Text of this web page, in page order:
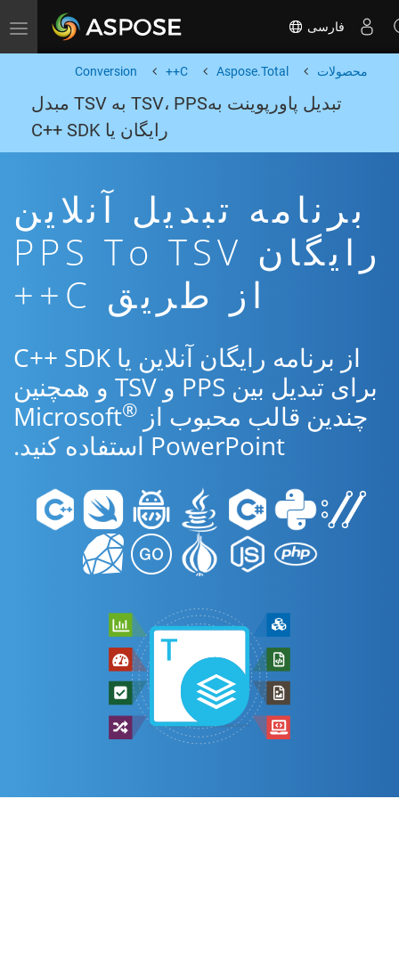
Toggle navigation فارسی
محصولات Aspose.Total
C++
Conversion
تبدیل پاورپوینت بهTSV، PPS به TSV مبدل
رایگان یا C++ SDK
برنامه تبدیل آنلاین
رایگان PPS To TSV
از طریق C++
از برنامه رایگان آنلاین یا C++ SDK
برای تبدیل بین PPS و TSV و همچنین
چندین قالب محبوب از Microsoft ®
PowerPoint استفاده کنید.